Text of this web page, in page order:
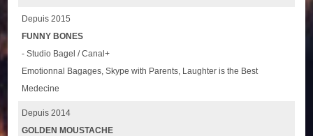
Depuis 2015
FUNNY BONES
- Studio Bagel / Canal+
Emotionnal Bagages, Skype with Parents, Laughter is the Best
Medecine
Depuis 2014
GOLDEN MOUSTACHE